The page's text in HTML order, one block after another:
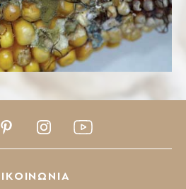
PinterestInstagramYoutube